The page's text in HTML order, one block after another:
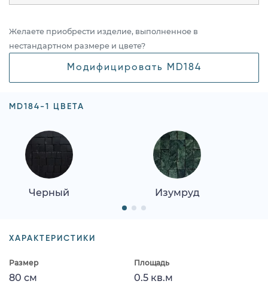
Желаете приобрести изделие, выполненное в
нестандартном размере и цвете?
Модифицировать MD184
MD184-1 ЦВЕТА
Черный Изумруд
ХАРАКТЕРИСТИКИ
Размер
80 см
Площадь
0.5 кв.м